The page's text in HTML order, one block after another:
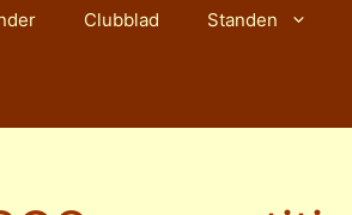
Clubblad Standen